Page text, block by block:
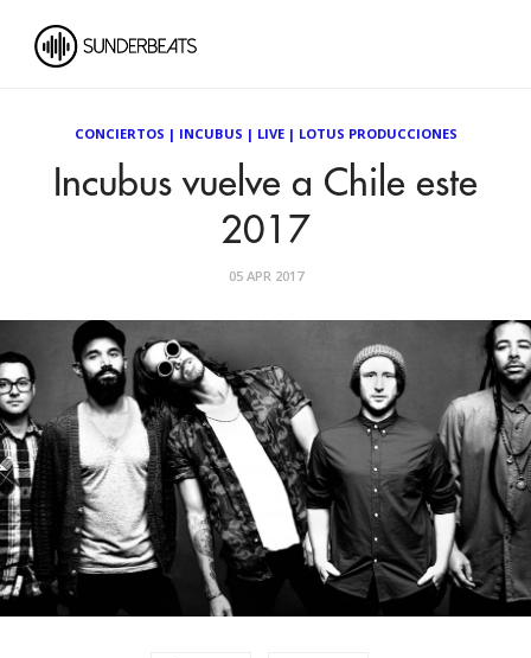
CONCIERTOS | INCUBUS | LIVE| LOTUS PRODUCCIONES
Incubus vuelve a Chile este
2017
05 APR 2017